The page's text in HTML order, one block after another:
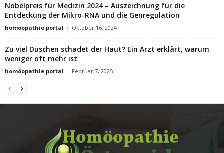
Nobelpreis für Medizin 2024 – Auszeichnung für die
Entdeckung der Mikro-RNA und die Genregulation
homöopathie portal - Oktober 16, 2024
Zu viel Duschen schadet der Haut? Ein Arzt erklärt, warum
weniger oft mehr ist
homöopathie portal - Februar 7, 2025